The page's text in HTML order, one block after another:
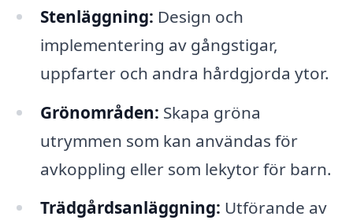
Stenläggning: Design och
implementering av gångstigar,
uppfarter och andra hårdgjorda ytor.
Grönområden: Skapa gröna
utrymmen som kan användas för
avkoppling eller som lekytor för barn.
Trädgårdsanläggning: Utförande av